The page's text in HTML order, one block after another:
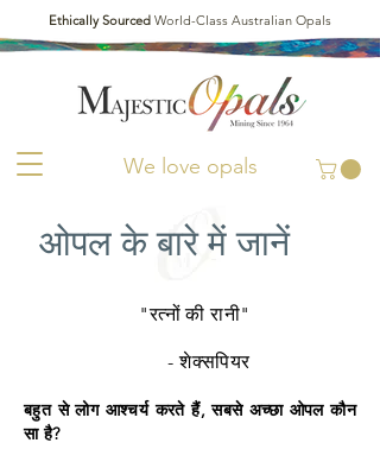
We love opals
Ethically Sourced World-Class Australian Opals
ओपल के बारे में जानें
"रत्नों की रानी"
- शेक्सपियर
बहुत से लोग आश्चर्य करते हैं, सबसे अच्छा ओपल कौन
सा है?